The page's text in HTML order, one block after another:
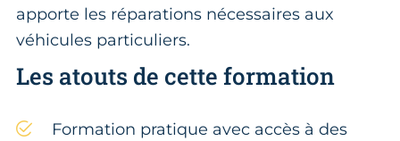
apporte les réparations nécessaires aux
véhicules particuliers.
Les atouts de cette formation
Formation pratique avec accès à des